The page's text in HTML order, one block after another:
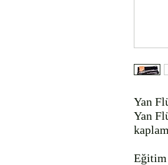
Yan
Yan
Eğitim